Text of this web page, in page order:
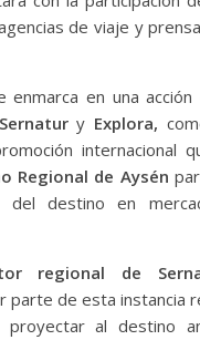
de viaje y
enmarca en una
Sernatury Explora,
internacional
Regional de Aysén
del destino en
regional de
parte de esta instancia
proyectar al destino